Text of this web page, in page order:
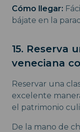
Cómo llegar:
bájate en la
15. Reserva
veneciana
Reservar una
excelente
el patrimonio
De la mano de